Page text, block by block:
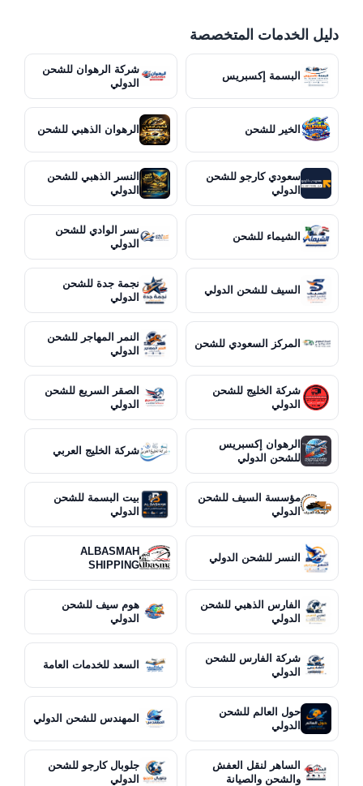
دليل الخدمات المتخصصة
البسمة إكسبريس
شركة الرهوان للشحن
الدولي
الخير للشحن الرهوان الذهبي للشحن
سعودي كارجو للشحن
الدولي
النسر الذهبي للشحن
الدولي
الشيماء للشحن
نسر الوادي للشحن
الدولي
السيف للشحن الدولي
نجمة جدة للشحن
الدولي
المركز السعودي للشحن
النمر المهاجر للشحن
الدولي
شركة الخليج للشحن
الدولي
الصقر السريع للشحن
الدولي
الرهوان إكسبريس
للشحن الدولي
شركة الخليج العربي
مؤسسة السيف للشحن
الدولي
بيت البسمة للشحن
الدولي
النسر للشحن الدولي
ALBASMAH
SHIPPING
الفارس الذهبي للشحن
الدولي
هوم سيف للشحن
الدولي
شركة الفارس للشحن
الدولي
السعد للخدمات العامة
حول العالم للشحن
الدولي
المهندس للشحن الدولي
الساهر لنقل العفش
والشحن والصيانة
جلوبال كارجو للشحن
الدولي